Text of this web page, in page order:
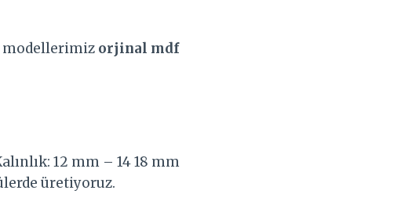
modellerimiz orjinal mdf
12 mm – 14 18 mm
üretiyoruz.